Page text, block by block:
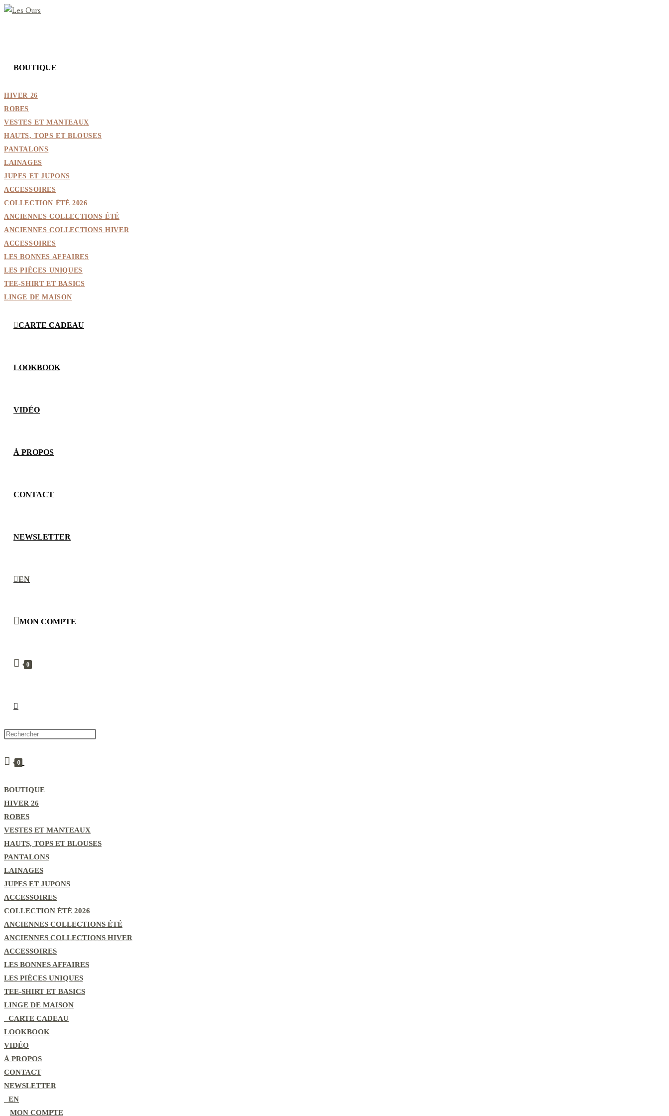
Skip
BOUTIQUE
HIVER 26
ROBES
VESTES ET MANTEAUX
HAUTS, TOPS ET BLOUSES
PANTALONS
LAINAGES
JUPES ET JUPONS
ACCESSOIRES
COLLECTION ÉTÉ 2026
ANCIENNES COLLECTIONS ÉTÉ
ANCIENNES COLLECTIONS HIVER
ACCESSOIRES
LES BONNES AFFAIRES
LES PIÈCES UNIQUES
TEE-SHIRT ET BASICS
LINGE DE MAISON
CARTE CADEAU
LOOKBOOK
VIDÉO
À PROPOS
CONTACT
NEWSLETTER
EN
MON COMPTE
0
TOGGLE
SEARCH
0
BOUTIQUE
HIVER 26
ROBES
VESTES ET MANTEAUX
HAUTS, TOPS ET BLOUSES
PANTALONS
LAINAGES
JUPES ET JUPONS
ACCESSOIRES
COLLECTION ÉTÉ 2026
ANCIENNES COLLECTIONS ÉTÉ
ANCIENNES COLLECTIONS HIVER
ACCESSOIRES
LES BONNES AFFAIRES
LES PIÈCES UNIQUES
TEE-SHIRT ET BASICS
LINGE DE MAISON
CARTE CADEAU
LOOKBOOK
VIDÉO
À PROPOS
CONTACT
NEWSLETTER
EN
MON COMPTE